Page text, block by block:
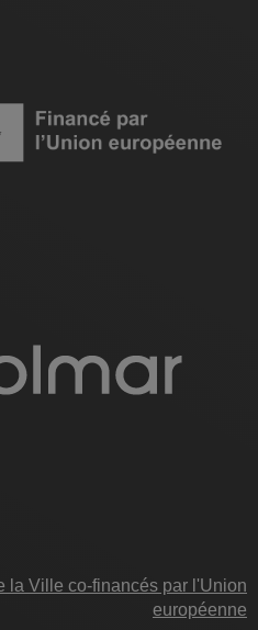
la Ville co-financés par l'Union
européenne